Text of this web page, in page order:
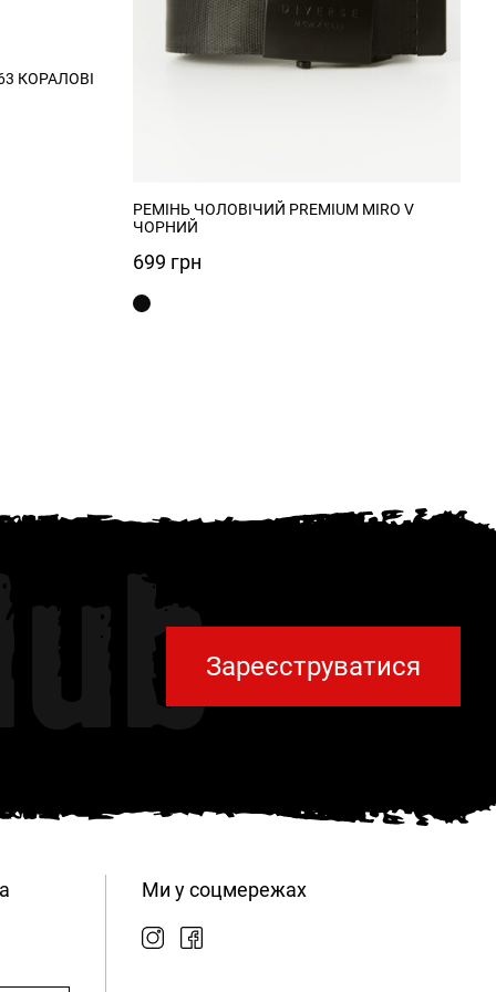
КОРАЛОВІ
РЕМІНЬ ЧОЛОВІЧИЙ PREMIUM MIRO V
ЧОРНИЙ
699 грн
Зареєструватися
Ми у соцмережах